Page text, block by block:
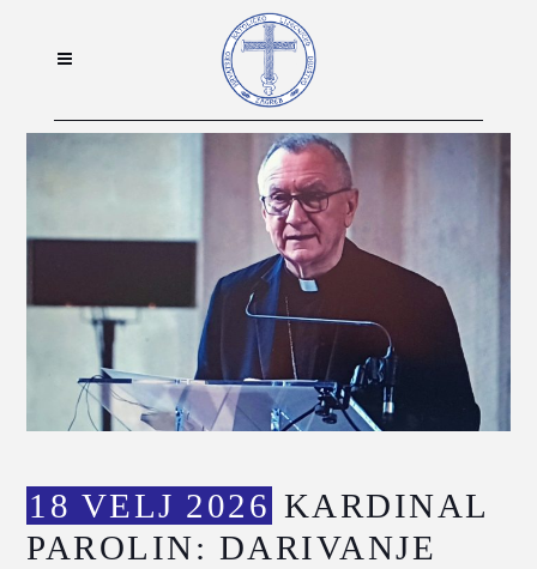
18 VELJ 2026 KARDINAL
PAROLIN: DARIVANJE